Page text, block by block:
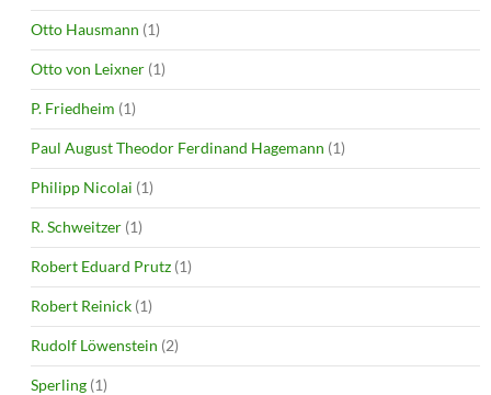
Otto Hausmann (1)
Otto von Leixner (1)
P. Friedheim (1)
Paul August Theodor Ferdinand Hagemann (1)
Philipp Nicolai (1)
R. Schweitzer (1)
Robert Eduard Prutz (1)
Robert Reinick (1)
Rudolf Löwenstein (2)
Sperling (1)